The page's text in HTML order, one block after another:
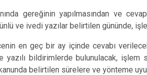
gereğinin yapılmasından ve
ve ivedi yazılar belirtilen gününde,
en geç bir ay içinde cevabı
bildirimlerde bulunulacak, işlem
belirtilen sürelere ve yönteme